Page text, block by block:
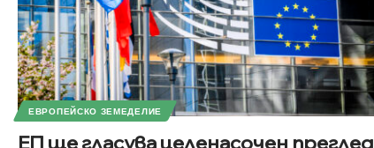
ЕВРОПЕЙСКО ЗЕМЕДЕЛИЕ
ЕП ще гласува целенасочен преглед